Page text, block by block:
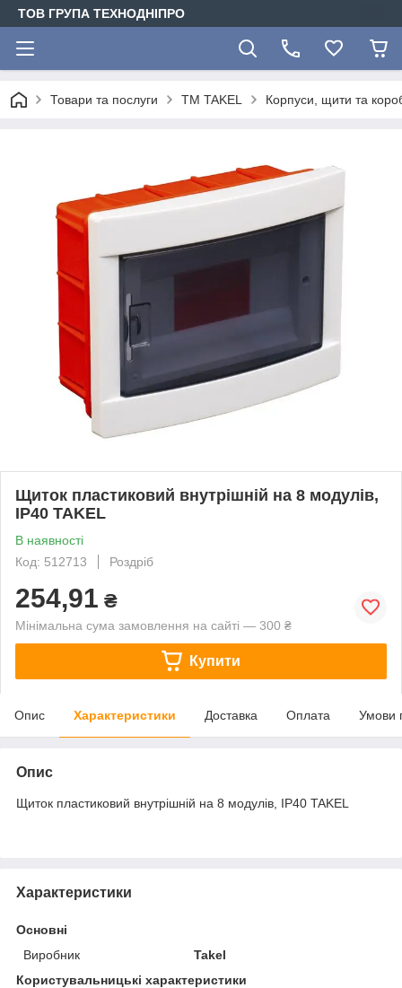
ТОВ ГРУПА ТЕХНОДНІПРО
Товари та послуги TM TAKEL Корпуси, щити та
Щиток пластиковий внутрішній на 8 модулів,
IP40 TAKEL
В наявності
Код: 512713
Роздріб
254,91 ₴
Мінімальна сума замовлення на сайті — 300 ₴
Купити
Опис Характеристики Доставка Оплата Умови
Опис
Щиток пластиковий внутрішній на 8 модулів, IP40 TAKEL
Характеристики
Основні
Виробник
Takel
Користувальницькі характеристики